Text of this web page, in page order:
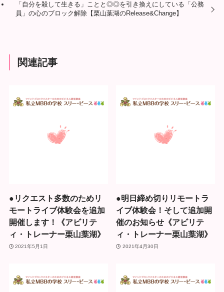
「自分を殺して生きる」ことと◎◎を引き換えにしている「公務
員」の心のブロック解除【栗山葉湖のRelease&Change】
関連記事
●リクエスト多数のためリ
モートライブ体験会を追加
開催します！《アビリテ
ィ・トレーナー栗山葉湖》
2021年5月1日
●明日締め切りリモートラ
イブ体験会！そして追加開
催のお知らせ《アビリテ
ィ・トレーナー栗山葉湖》
2021年4月30日